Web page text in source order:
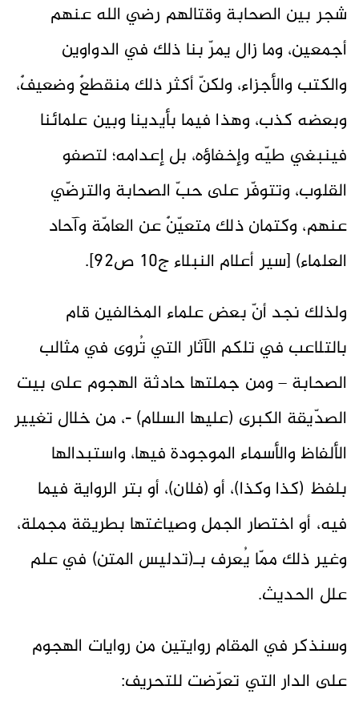
شجر بين الصحابة وقتالهم رضي الله عنهم
أجمعين، وما زال يمرّ بنا ذلك في الدواوين
والكتب والأجزاء، ولكنّ أكثر ذلك منقطعٌ وضعيفٌ،
وبعضه كذب، وهذا فيما بأيدينا وبين علمائنا
فينبغي طيّه وإخفاؤه، بل إعدامه؛ لتصفو
القلوب، وتتوفّر على حبّ الصحابة والترضّي
عنهم، وكتمان ذلك متعيّنٌ عن العامّة وآحاد
العلماء) [سير أعلام النبلاء ج10 ص92].
ولذلك نجد أنّ بعض علماء المخالفين قام
بالتلاعب في تلكم الآثار التي تُروى في مثالب
الصحابة – ومن جملتها حادثة الهجوم على بيت
الصدّيقة الكبرى (عليها السلام) -، من خلال تغيير
الألفاظ والأسماء الموجودة فيها، واستبدالها
بلفظ (كذا وكذا)، أو (فلان)، أو بتر الرواية فيما
فيه، أو اختصار الجمل وصياغتها بطريقة مجملة،
وغير ذلك ممّا يُعرف بـ(تدليس المتن) في علم
علل الحديث.
وسنذكر في المقام روايتين من روايات الهجوم
على الدار التي تعرّضت للتحريف: